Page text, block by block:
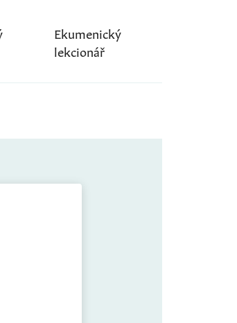
Ekumenický
lekcionář